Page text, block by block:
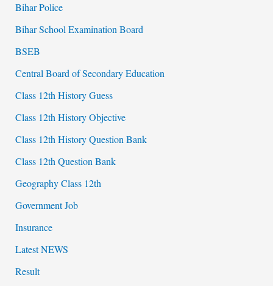
Bihar Police
Bihar School Examination Board
BSEB
Central Board of Secondary Education
Class 12th History Guess
Class 12th History Objective
Class 12th History Question Bank
Class 12th Question Bank
Geography Class 12th
Government Job
Insurance
Latest NEWS
Result